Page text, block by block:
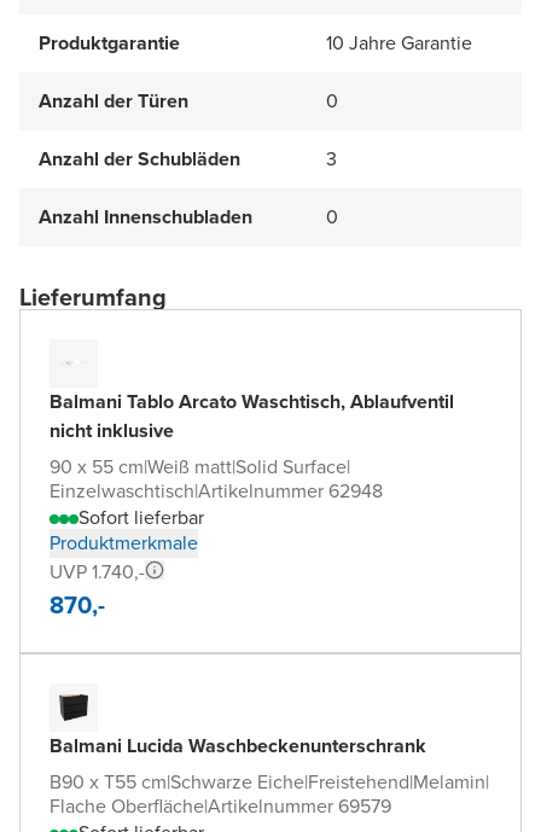
Produktgarantie 10 Jahre Garantie
Anzahl der Türen 0
Anzahl der Schubläden 3
Anzahl Innenschubladen 0
Lieferumfang
Balmani Tablo Arcato Waschtisch, Ablaufventil
nicht inklusive
90 x 55 cm|Weiß matt|Solid Surface|
Einzelwaschtisch|Artikelnummer 62948
Sofort lieferbar
Produktmerkmale
UVP 1.740,-
870,-
Balmani Lucida Waschbeckenunterschrank
B90 x T55 cm|Schwarze Eiche|Freistehend|Melamin|
Flache Oberfläche|Artikelnummer 69579